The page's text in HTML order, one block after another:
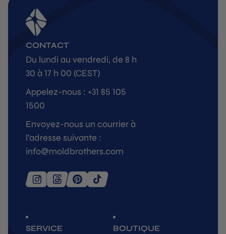
SERVICE
BOUTIQUE
CONTACT
Du lundi au vendredi, de 8 h
30 à 17 h 00 (CEST)
Appelez-nous : +31 85 105
1500
Envoyez-nous un courrier à
l'adresse suivante :
info@moldbrothers.com